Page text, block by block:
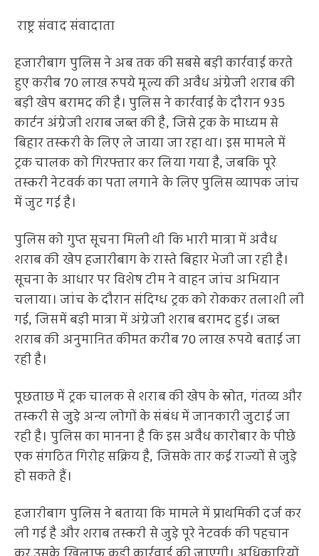
राष्ट्र संवाद संवादाता
हजारीबाग पुलिस ने अब तक की सबसे बड़ी कार्रवाई करते
हुए करीब 70 लाख रुपये मूल्य की अवैध अंग्रेजी शराब की
बड़ी खेप बरामद की है। पुलिस ने कार्रवाई के दौरान 935
कार्टन अंग्रेजी शराब जब्त की है, जिसे ट्रक के माध्यम से
बिहार तस्करी के लिए ले जाया जा रहा था। इस मामले में
ट्रक चालक को गिरफ्तार कर लिया गया है, जबकि पूरे
तस्करी नेटवर्क का पता लगाने के लिए पुलिस व्यापक जांच
में जुट गई है।
पुलिस को गुप्त सूचना मिली थी कि भारी मात्रा में अवैध
शराब की खेप हजारीबाग के रास्ते बिहार भेजी जा रही है।
सूचना के आधार पर विशेष टीम ने वाहन जांच अभियान
चलाया। जांच के दौरान संदिग्ध ट्रक को रोककर तलाशी ली
गई, जिसमें बड़ी मात्रा में अंग्रेजी शराब बरामद हुई। जब्त
शराब की अनुमानित कीमत करीब 70 लाख रुपये बताई जा
रही है।
पूछताछ में ट्रक चालक से शराब की खेप के स्रोत, गंतव्य और
तस्करी से जुड़े अन्य लोगों के संबंध में जानकारी जुटाई जा
रही है। पुलिस का मानना है कि इस अवैध कारोबार के पीछे
एक संगठित गिरोह सक्रिय है, जिसके तार कई राज्यों से जुड़े
हो सकते हैं।
हजारीबाग पुलिस ने बताया कि मामले में प्राथमिकी दर्ज कर
ली गई है और शराब तस्करी से जुड़े पूरे नेटवर्क की पहचान